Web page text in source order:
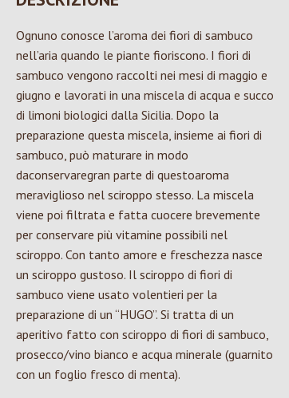
Ognuno conosce l’aroma dei fiori di sambuco
nell’aria quando le piante fioriscono. I fiori di
sambuco vengono raccolti nei mesi di maggio e
giugno e lavorati in una miscela di acqua e succo
di limoni biologici dalla Sicilia. Dopo la
preparazione questa miscela, insieme ai fiori di
sambuco, può maturare in modo
daconservaregran parte di questoaroma
meraviglioso nel sciroppo stesso. La miscela
viene poi filtrata e fatta cuocere brevemente
per conservare più vitamine possibili nel
sciroppo. Con tanto amore e freschezza nasce
un sciroppo gustoso. Il sciroppo di fiori di
sambuco viene usato volentieri per la
preparazione di un “HUGO”. Si tratta di un
aperitivo fatto con sciroppo di fiori di sambuco,
prosecco/vino bianco e acqua minerale (guarnito
con un foglio fresco di menta).